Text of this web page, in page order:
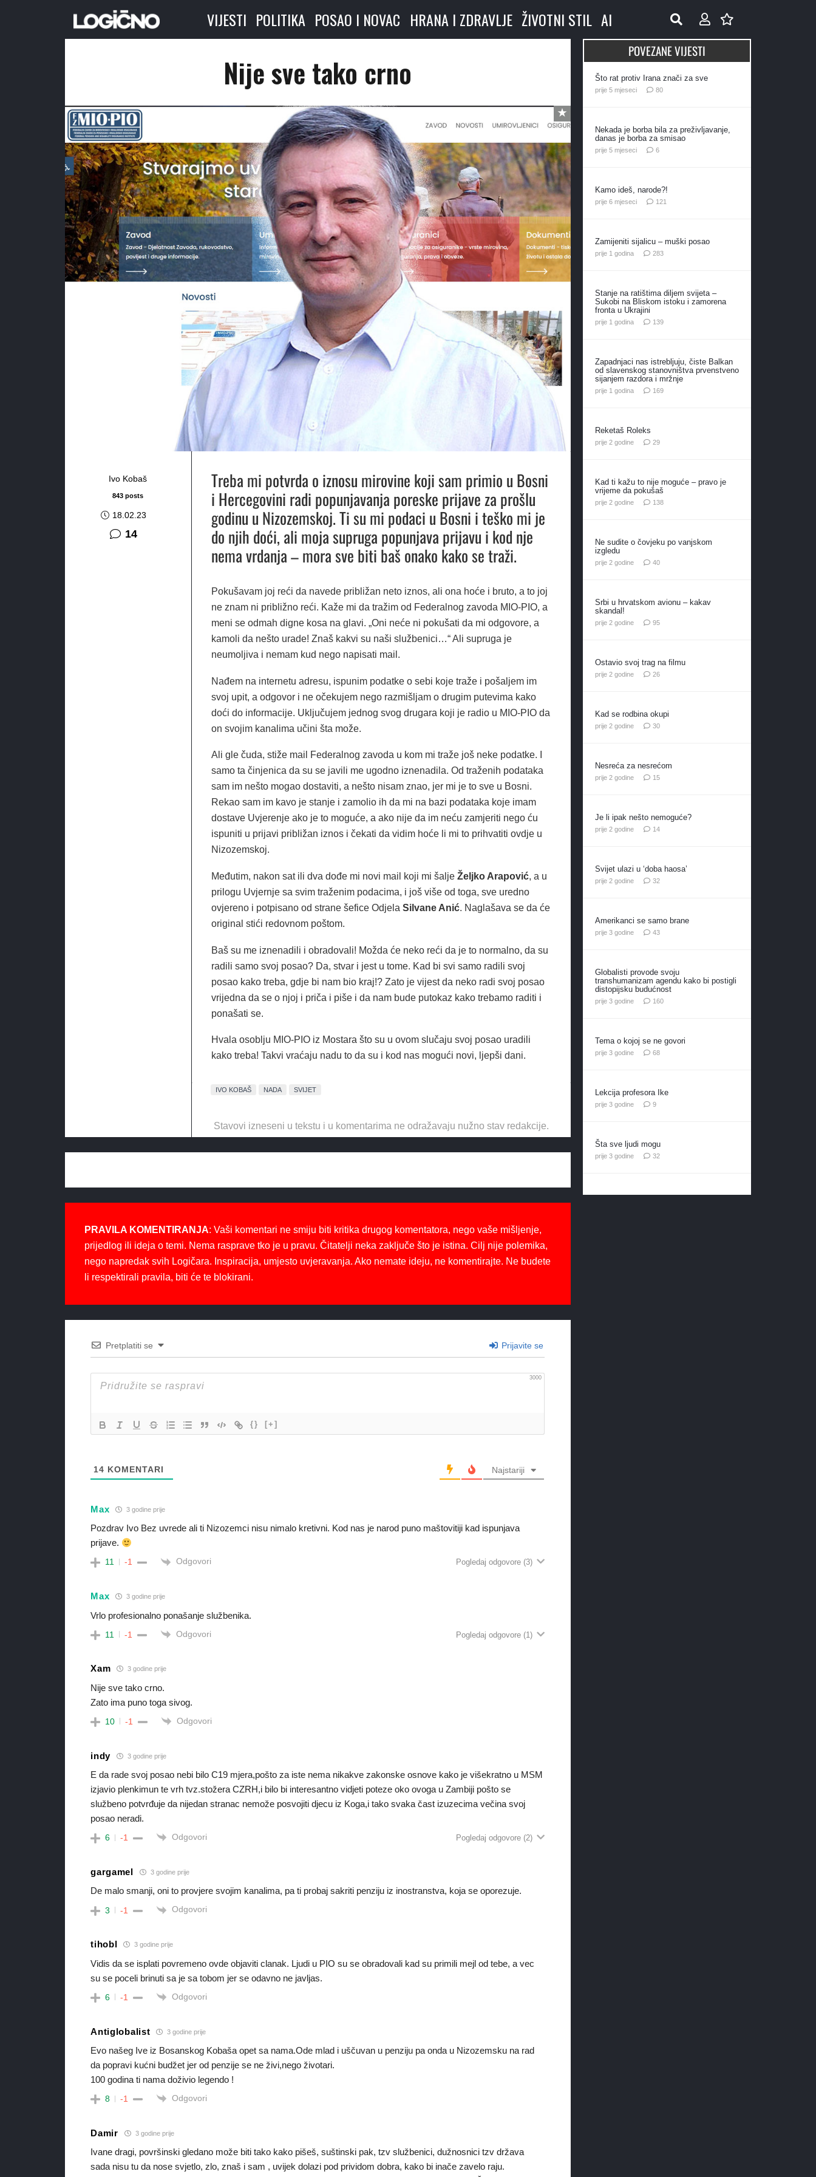
VIJESTI POLITIKA POSAO I NOVAC HRANA I ZDRAVLJE ŽIVOTNI STIL AI
Nije sve tako crno
Ivo Kobaš
843 posts
18.02.23
14komentara
Treba mi potvrda o iznosu mirovine koji sam primio u Bosni
i Hercegovini radi popunjavanja poreske prijave za prošlu
godinu u Nizozemskoj. Ti su mi podaci u Bosni i teško mi je
do njih doći, ali moja supruga popunjava prijavu i kod nje
nema vrdanja – mora sve biti baš onako kako se traži.
Pokušavam joj reći da navede približan neto iznos, ali ona hoće i bruto, a to joj
ne znam ni približno reći. Kaže mi da tražim od Federalnog zavoda MIO-PIO, a
meni se odmah digne kosa na glavi. „Oni neće ni pokušati da mi odgovore, a
kamoli da nešto urade! Znaš kakvi su naši službenici…“ Ali supruga je
neumoljiva i nemam kud nego napisati mail.
Nađem na internetu adresu, ispunim podatke o sebi koje traže i pošaljem im
svoj upit, a odgovor i ne očekujem nego razmišljam o drugim putevima kako
doći do informacije. Uključujem jednog svog drugara koji je radio u MIO-PIO da
on svojim kanalima učini šta može.
Ali gle čuda, stiže mail Federalnog zavoda u kom mi traže još neke podatke. I
samo ta činjenica da su se javili me ugodno iznenadila. Od traženih podataka
sam im nešto mogao dostaviti, a nešto nisam znao, jer mi je to sve u Bosni.
Rekao sam im kavo je stanje i zamolio ih da mi na bazi podataka koje imam
dostave Uvjerenje ako je to moguće, a ako nije da im neću zamjeriti nego ću
ispuniti u prijavi približan iznos i čekati da vidim hoće li mi to prihvatiti ovdje u
Nizozemskoj.
Međutim, nakon sat ili dva dođe mi novi mail koji mi šalje Željko Arapović, a u
prilogu Uvjernje sa svim traženim podacima, i još više od toga, sve uredno
ovjereno i potpisano od strane šefice Odjela Silvane Anić. Naglašava se da će
original stići redovnom poštom.
Baš su me iznenadili i obradovali! Možda će neko reći da je to normalno, da su
radili samo svoj posao? Da, stvar i jest u tome. Kad bi svi samo radili svoj
posao kako treba, gdje bi nam bio kraj!? Zato je vijest da neko radi svoj posao
vrijedna da se o njoj i priča i piše i da nam bude putokaz kako trebamo raditi i
ponašati se.
Hvala osoblju MIO-PIO iz Mostara što su u ovom slučaju svoj posao uradili
kako treba! Takvi vraćaju nadu to da su i kod nas mogući novi, ljepši dani.
IVO KOBAŠ NADA SVIJET
Stavovi izneseni u tekstu i u komentarima ne odražavaju nužno stav redakcije.
PRAVILA KOMENTIRANJA: Vaši komentari ne smiju biti kritika drugog komentatora, nego vaše mišljenje,
prijedlog ili ideja o temi. Nema rasprave tko je u pravu. Čitatelji neka zaključe što je istina. Cilj nije polemika,
nego napredak svih Logičara. Inspiracija, umjesto uvjeravanja. Ako nemate ideju, ne komentirajte. Ne budete
li respektirali pravila, biti će te blokirani.
Pretplatiti se Prijavite se
3000
{} [+]
14 KOMENTARI Najstariji
Max 3 godine prije
Pozdrav Ivo Bez uvrede ali ti Nizozemci nisu nimalo kretivni. Kod nas je narod puno maštovitiji kad ispunjava
prijave.
11 -1 Odgovori Pogledaj odgovore (3)
Max 3 godine prije
Vrlo profesionalno ponašanje službenika.
11 -1 Odgovori Pogledaj odgovore (1)
Xam 3 godine prije
Nije sve tako crno.
Zato ima puno toga sivog.
10 -1 Odgovori
indy 3 godine prije
E da rade svoj posao nebi bilo C19 mjera,pošto za iste nema nikakve zakonske osnove kako je višekratno u MSM
izjavio plenkimun te vrh tvz.stožera CZRH,i bilo bi interesantno vidjeti poteze oko ovoga u Zambiji pošto se
službeno potvrđuje da nijedan stranac nemože posvojiti djecu iz Koga,i tako svaka čast izuzecima večina svoj
posao neradi.
6 -1 Odgovori Pogledaj odgovore (2)
gargamel 3 godine prije
De malo smanji, oni to provjere svojim kanalima, pa ti probaj sakriti penziju iz inostranstva, koja se oporezuje.
3 -1 Odgovori
tihobl 3 godine prije
Vidis da se isplati povremeno ovde objaviti clanak. Ljudi u PIO su se obradovali kad su primili mejl od tebe, a vec
su se poceli brinuti sa je sa tobom jer se odavno ne javljas.
6 -1 Odgovori
Antiglobalist 3 godine prije
Evo našeg Ive iz Bosanskog Kobaša opet sa nama.Ode mlad i uščuvan u penziju pa onda u Nizozemsku na rad
da popravi kućni budžet jer od penzije se ne živi,nego životari.
100 godina ti nama doživio legendo !
8 -1 Odgovori
Damir 3 godine prije
Ivane dragi, površinski gledano može biti tako kako pišeš, suštinski pak, tzv službenici, dužnosnici tzv država
sada nisu tu da nose svjetlo, zlo, znaš i sam , uvijek dolazi pod prividom dobra, kako bi inače zavelo raju.
POVEZANE VIJESTI
Što rat protiv Irana znači za sve
prije 5 mjeseci 80komentara
Nekada je borba bila za preživljavanje,
danas je borba za smisao
prije 5 mjeseci 6komentara
Kamo ideš, narode?!
prije 6 mjeseci 121
Zamijeniti sijalicu – muški posao
prije 1 godina 283komentara
Stanje na ratištima diljem svijeta –
Sukobi na Bliskom istoku i zamorena
fronta u Ukrajini
prije 1 godina 139komentara
Zapadnjaci nas istrebljuju, čiste Balkan
od slavenskog stanovništva prvenstveno
sijanjem razdora i mržnje
prije 1 godina 169komentara
Reketaš Roleks
prije 2 godine 29komentara
Kad ti kažu to nije moguće – pravo je
vrijeme da pokušaš
prije 2 godine 138komentara
Ne sudite o čovjeku po vanjskom
izgledu
prije 2 godine 40komentara
Srbi u hrvatskom avionu – kakav
skandal!
prije 2 godine 95komentara
Ostavio svoj trag na filmu
prije 2 godine 26komentara
Kad se rodbina okupi
prije 2 godine 30komentara
Nesreća za nesrećom
prije 2 godine 15komentara
Je li ipak nešto nemoguće?
prije 2 godine 14komentara
Svijet ulazi u ‘doba haosa’
prije 2 godine 32komentara
Amerikanci se samo brane
prije 3 godine 43komentara
Globalisti provode svoju
transhumanizam agendu kako bi postigli
distopijsku budućnost
prije 3 godine 160komentara
Tema o kojoj se ne govori
prije 3 godine 68komentara
Lekcija profesora Ike
prije 3 godine 9komentara
Šta sve ljudi mogu
prije 3 godine 32komentara